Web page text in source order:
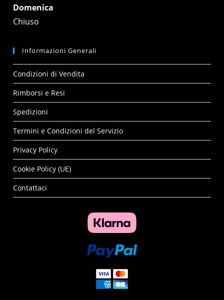
Domenica
Chiuso
Informazioni Generali
Condizioni di Vendita
Rimborsi e Resi
Spedizioni
Termini e Condizioni del Servizio
Privacy Policy
Cookie Policy (UE)
Contattaci